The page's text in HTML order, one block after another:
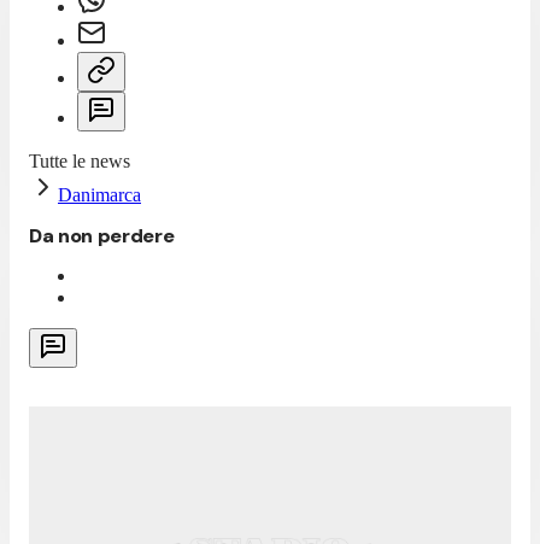
Tutte le news
Danimarca
Da non perdere